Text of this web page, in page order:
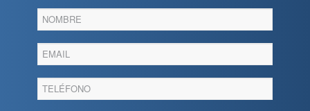
Agenda
tu
asesoria